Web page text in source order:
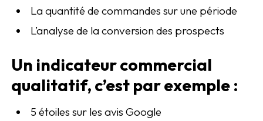
La quantité de commandes sur une période
L’analyse de la conversion des prospects
Un indicateur commercial
qualitatif, c’est par exemple :
5 étoiles sur les avis Google